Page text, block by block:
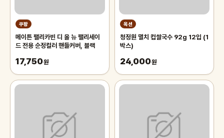
쿠팡
메이튼 팰리카빈 디 올 뉴 팰리세이
드 전용 순정컬러 핸들커버, 블랙
17,750원
옥션
청정원 멸치 컵쌀국수 92g 12입 (1
박스)
24,000원